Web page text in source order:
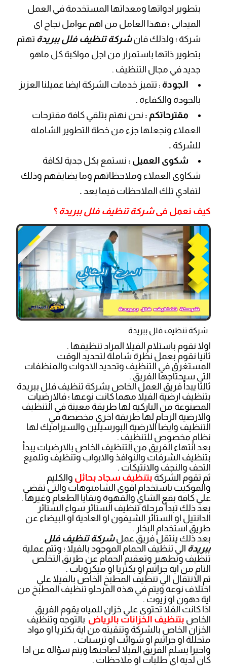
بتطوير ادواتها ومعداتها المستخدمة في العمل
الميدانى ؛ فهذا العامل من اهم عوامل نجاح اى
شركة ؛ ولذلك فانشركة تنظيف فلل ببريدة تهتم
بتطوير ذاتها باستمرار من اجل مواكبة كل ماهو
جديد في مجال التنظيف .
الجودة : تتميز خدمات الشركة ايضا عميلنا العزيز
بالجودة والكفاءة .
مقترحاتكم : نحن نهتم بتلقي كافة مقترحات
العملاء ونجعلها جزء من خطة التطوير الشامله
للشركة .
شكوى العميل : نستمع بكل جدية لكافة
شكاوى العملاء وملاحظاتهم وما يضايقهم وذلك
لتفادي تلك الملاحظات فيما بعد .
كيف نعمل فىشركة تنظيف فلل ببريدة ؟
شركة تنظيف فلل ببريدة
اولا نقوم باستلام الفيلا المراد تنظيفها .
ثانيا نقوم بعمل نظرة شاملة لتحديد الوقت
المستغرق في التنظيف وتحديد الادوات والمنظفات
التى سيحتاجها الفريق .
ثالثا يبدأ فريق العمل الخاص بشركة تنظيف فلل ببريدة
بتنظيف ارضية الفيلا مهما كانت نوعها ؛ فالارضيات
المصنوعة من الباركيه لها طريقة معينة في التنظيف
والارضية الرخام لها طريقة اخري مخصصة في
التنظيف وايضا الارضية البورسيلين والسيراميك لها
نظام مخصوص للتنظيف .
بعد انتهاء الفريق من التنظيف الخاص بالارضيات يبدأ
بتنظيف الشرفات والنوافذ والابواب وتنظيف وتلميع
التحف والنجف والانتيكات .
ثم تقوم الشركة بتنظيف سجاد بحائل والكليم
والموكيت باستخدام اقوى الشامبوهات والتى تقضي
علي كافة بقع الشاي والقهوة وبقايا الطعام وغيرها .
بعد ذلك تبدأ مرحلة تنظيف الستائر سواء الستائر
الدانتيل او الستائر الشيفون او العادية او البيضاء عن
طريق استخدام البخار .
بعد ذلك ينتقل فريق عملشركة تنظيف فلل
ببريدة الي تنظيف الحمام الموجود بالفيلا ؛ وتتم عملية
تنظيف وتطهير وتعقيم الحمام عن طريق التخلص
التام من اية جراثيم او بكتريا او ميكروبات .
ثم الانتقال الي تنظيف المطبخ الخاص بالفيلا علي
اختلاف نوعه ويتم في هذه المرحلو تنظيف المطبخ من
اية دهون او زيوت .
اذا كانت الفلا تحتوى علي خزان للمياه يقوم الفريق
الخاص بتنظيف الخزانات بالرياض بالتوجه وتنظيف
الخزان الخاص بالشركة وتنقيته من اية بكتريا او مواد
متحللة او جراثيم او شوائب او ترسبات .
واخيرا يسلم الفريق الفيلا لصاحبها ويتم سؤاله عن اذا
كان لديه اي طلبات او ملاحظات .